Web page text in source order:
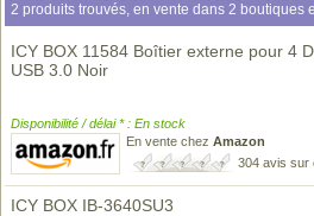
2 produits trouvés, en vente dans 2 boutiques
ICY BOX 11584 Boîtier externe pour 4
USB 3.0 Noir
Disponibilité / délai * : En stock
En vente chez Amazon
304 avis sur
ICY BOX IB-3640SU3